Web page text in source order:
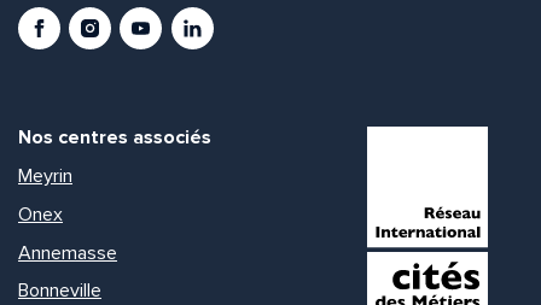
FacebookInstagramYoutubeLinkedIn
Nos centres associés
Meyrin
Onex
Annemasse
Bonneville